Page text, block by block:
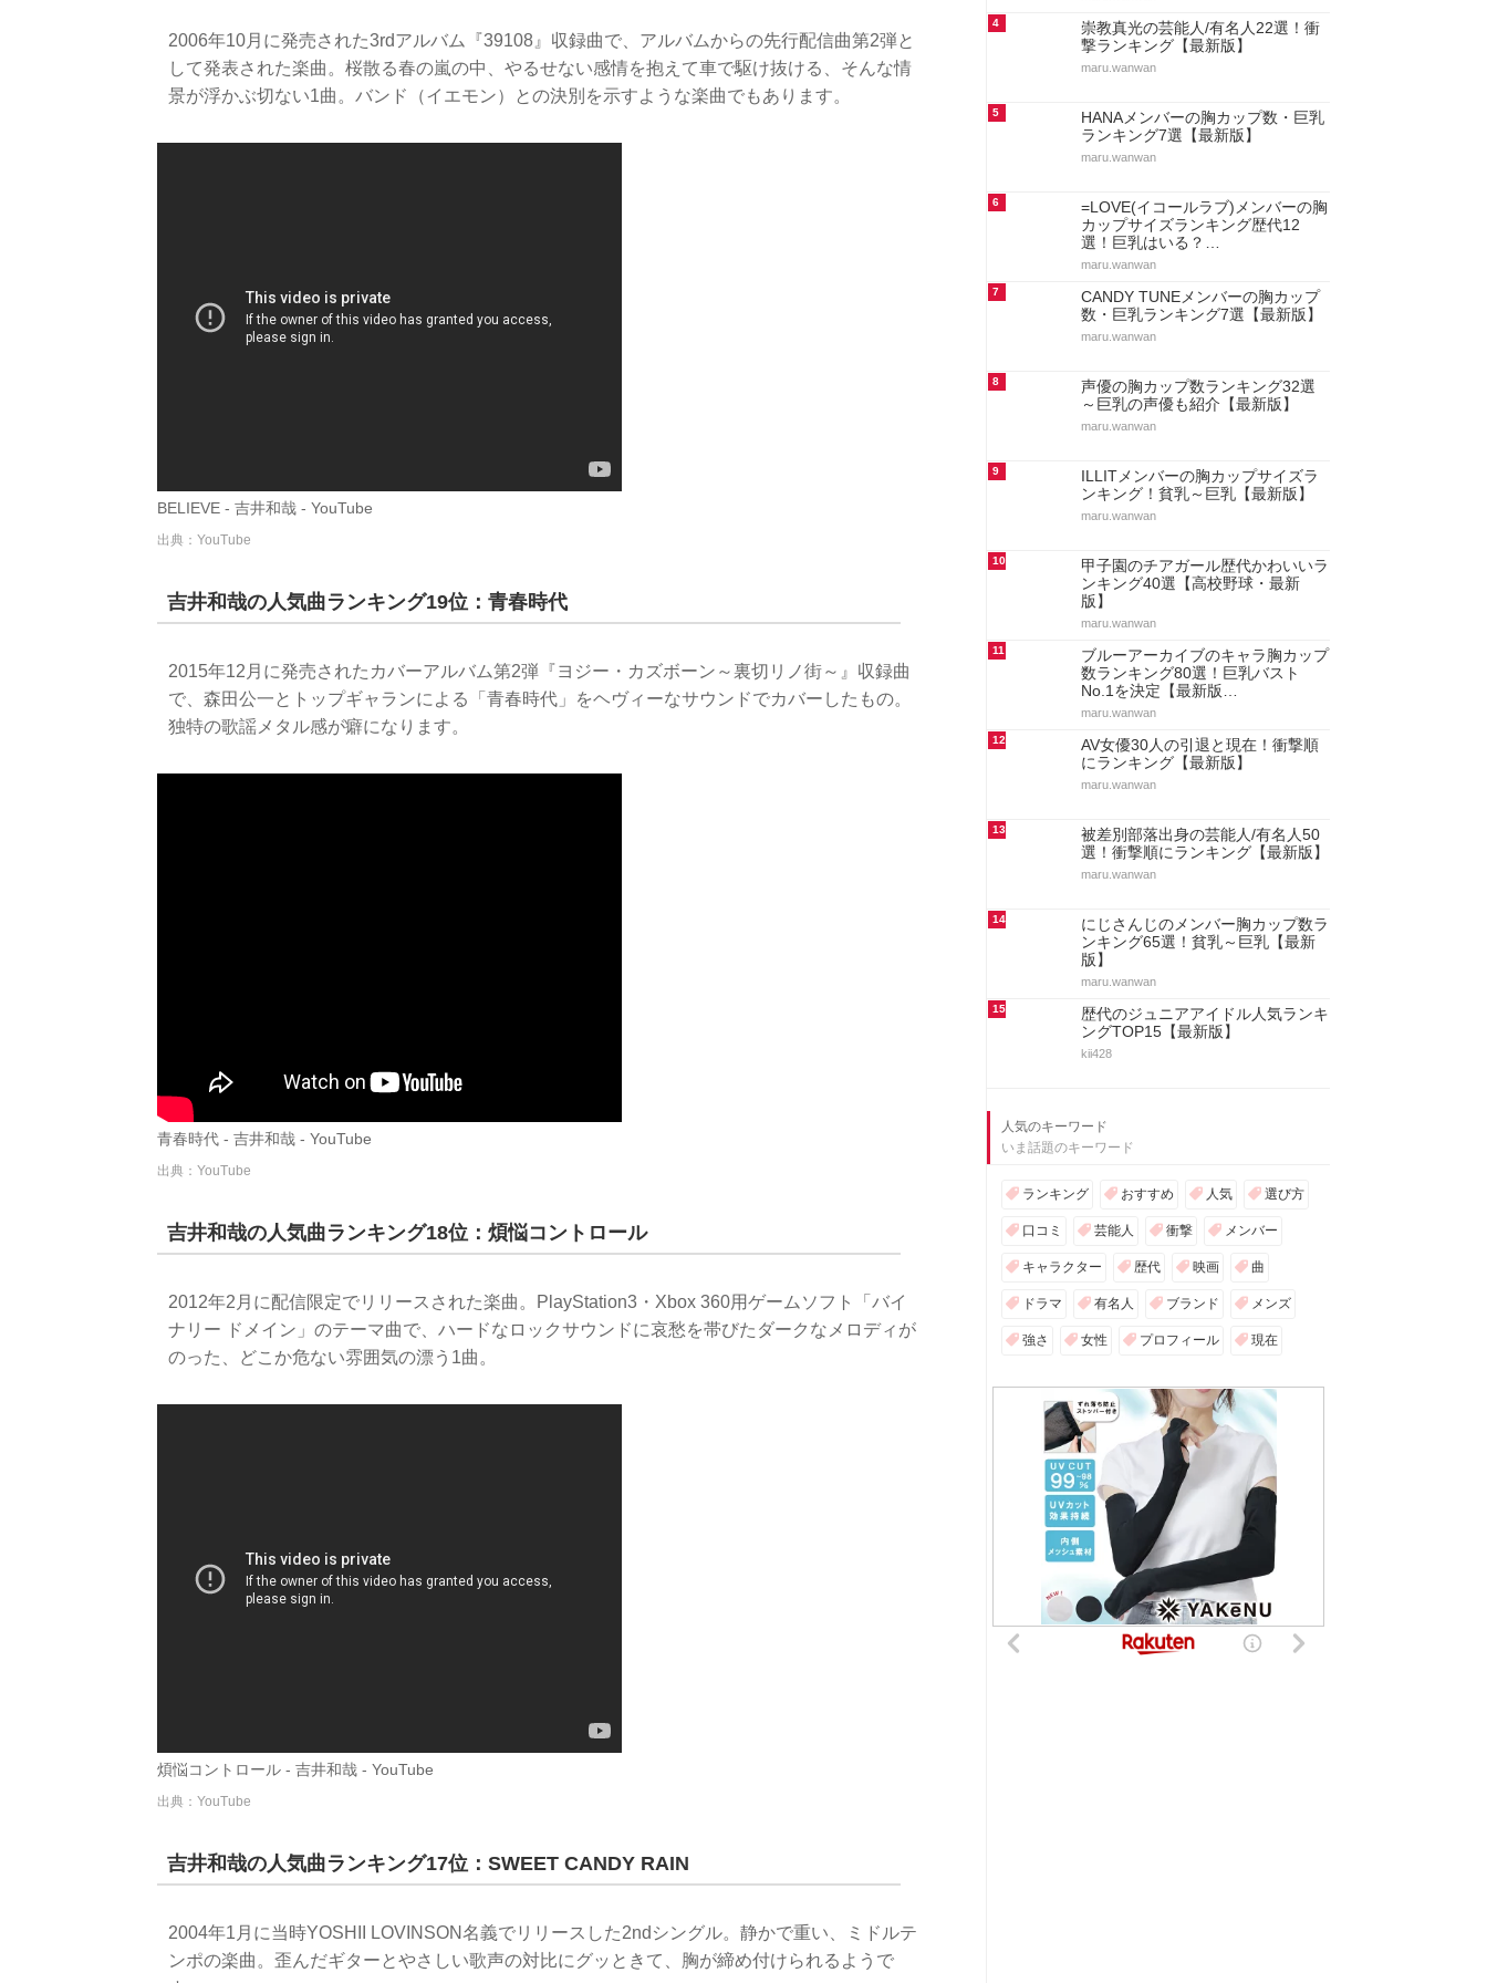
2006年10月に発売された3rdアルバム『39108』収録曲で、アルバムからの先行配信曲第2弾と
して発表された楽曲。桜散る春の嵐の中、やるせない感情を抱えて車で駆け抜ける、そんな情
景が浮かぶ切ない1曲。バンド（イエモン）との決別を示すような楽曲でもあります。
BELIEVE - 吉井和哉 - YouTube
出典：YouTube
吉井和哉の人気曲ランキング19位：青春時代
2015年12月に発売されたカバーアルバム第2弾『ヨジー・カズボーン～裏切リノ街～』収録曲
で、森田公一とトップギャランによる「青春時代」をヘヴィーなサウンドでカバーしたもの。
独特の歌謡メタル感が癖になります。
青春時代 - 吉井和哉 - YouTube
出典：YouTube
吉井和哉の人気曲ランキング18位：煩悩コントロール
2012年2月に配信限定でリリースされた楽曲。PlayStation3・Xbox 360用ゲームソフト「バイ
ナリー ドメイン」のテーマ曲で、ハードなロックサウンドに哀愁を帯びたダークなメロディが
のった、どこか危ない雰囲気の漂う1曲。
煩悩コントロール - 吉井和哉 - YouTube
出典：YouTube
吉井和哉の人気曲ランキング17位：SWEET CANDY RAIN
2004年1月に当時YOSHII LOVINSON名義でリリースした2ndシングル。静かで重い、ミドルテ
ンポの楽曲。歪んだギターとやさしい歌声の対比にグッときて、胸が締め付けられるようで
4
崇教真光の芸能人/有名人22選！衝
撃ランキング【最新版】
maru.wanwan
5
HANAメンバーの胸カップ数・巨乳
ランキング7選【最新版】
maru.wanwan
6
=LOVE(イコールラブ)メンバーの胸
カップサイズランキング歴代12
選！巨乳はいる？…
maru.wanwan
7
CANDY TUNEメンバーの胸カップ
数・巨乳ランキング7選【最新版】
maru.wanwan
8
声優の胸カップ数ランキング32選
～巨乳の声優も紹介【最新版】
maru.wanwan
9
ILLITメンバーの胸カップサイズラ
ンキング！貧乳～巨乳【最新版】
maru.wanwan
10
甲子園のチアガール歴代かわいいラ
ンキング40選【高校野球・最新
版】
maru.wanwan
11
ブルーアーカイブのキャラ胸カップ
数ランキング80選！巨乳バスト
No.1を決定【最新版…
maru.wanwan
12
AV女優30人の引退と現在！衝撃順
にランキング【最新版】
maru.wanwan
13
被差別部落出身の芸能人/有名人50
選！衝撃順にランキング【最新版】
maru.wanwan
14
にじさんじのメンバー胸カップ数ラ
ンキング65選！貧乳～巨乳【最新
版】
maru.wanwan
15
歴代のジュニアアイドル人気ランキ
ングTOP15【最新版】
kii428
人気のキーワード
いま話題のキーワード
ランキング おすすめ 人気 選び方
口コミ 芸能人 衝撃 メンバー
キャラクター 歴代 映画 曲
ドラマ 有名人 ブランド メンズ
強さ 女性 プロフィール 現在